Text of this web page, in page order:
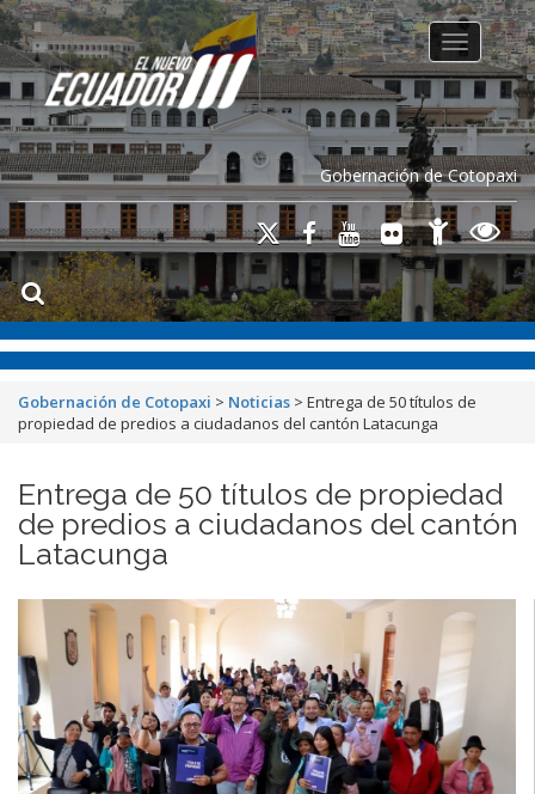
Gobernación de Cotopaxi
Toggle
Gobernación de Cotopaxi > Noticias > Entrega de 50 títulos de
propiedad de predios a ciudadanos del cantón Latacunga
Entrega de 50 títulos de propiedad
de predios a ciudadanos del cantón
Latacunga